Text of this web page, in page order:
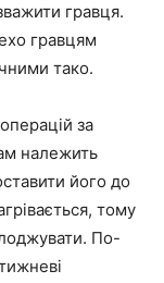
гравця.
гравцям
тако.
за
належить
його до
тому
По-